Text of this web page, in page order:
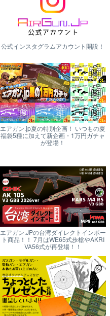
公式インスタグラムアカウント開設！
エアガン.jp夏の特別企画！ いつもの夏
福袋5種に加えて新企画・1万円ガチャ
が登場！
エアガン.JPの台湾ダイレクトインポー
ト商品！！ 7月はWE65式歩槍やAKRI
VA56式が再登場！！